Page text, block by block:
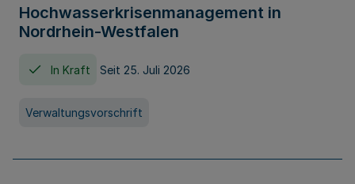
Hochwasserkrisenmanagement in
Nordrhein-Westfalen
In Kraft Seit 25. Juli 2026
Verwaltungsvorschrift